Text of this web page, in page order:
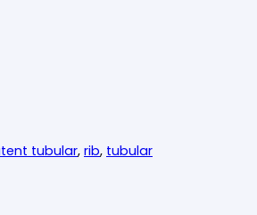
tubular, rib, tubular